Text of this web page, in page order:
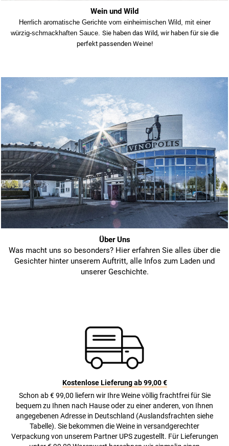
Wein und Wild
Herrlich aromatische Gerichte vom einheimischen Wild, mit einer
würzig-schmackhaften Sauce. Sie haben das Wild, wir haben für sie die
perfekt passenden Weine!
Über Uns
Was macht uns so besonders? Hier erfahren Sie alles über die
Gesichter hinter unserem Auftritt, alle Infos zum Laden und
unserer Geschichte.
Kostenlose Lieferung ab 99,00 €
Schon ab € 99,00 liefern wir Ihre Weine völlig frachtfrei für Sie
bequem zu Ihnen nach Hause oder zu einer anderen, von Ihnen
angegebenen Adresse in Deutschland (Auslandsfrachten siehe
Tabelle). Sie bekommen die Weine in versandgerechter
Verpackung von unserem Partner UPS zugestellt. Für Lieferungen